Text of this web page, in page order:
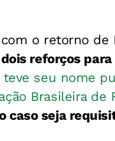
o retorno de
reforços
teve seu nome
Brasileira de
caso seja